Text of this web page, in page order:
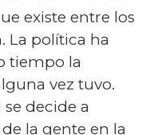
existe entre los
La política ha
tiempo la
vez tuvo.
decide a
la gente en la